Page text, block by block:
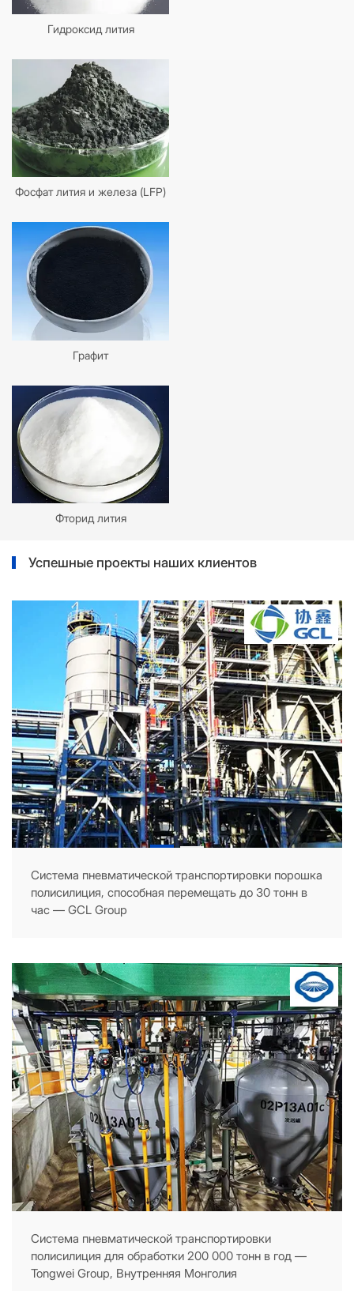
Гидроксид лития
Фосфат лития и железа (LFP)
Графит
Фторид лития
Успешные проекты наших клиентов
Система пневматической транспортировки порошка
полисилиция, способная перемещать до 30 тонн в
час — GCL Group
Система пневматической транспортировки
полисилиция для обработки 200 000 тонн в год —
Tongwei Group, Внутренняя Монголия